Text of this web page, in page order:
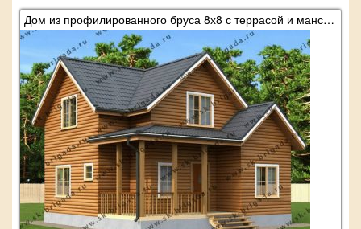
Дом из профилированного бруса 8х8 с террасой и мансардой